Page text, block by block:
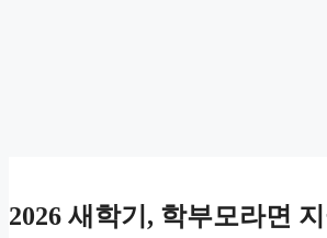
2026 새학기, 학부모라면